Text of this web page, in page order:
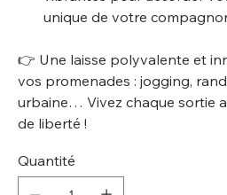
unique de votre
👉 Une laisse polyvalente et
vos promenades : jogging,
urbaine… Vivez chaque sortie
de liberté !
Quantité